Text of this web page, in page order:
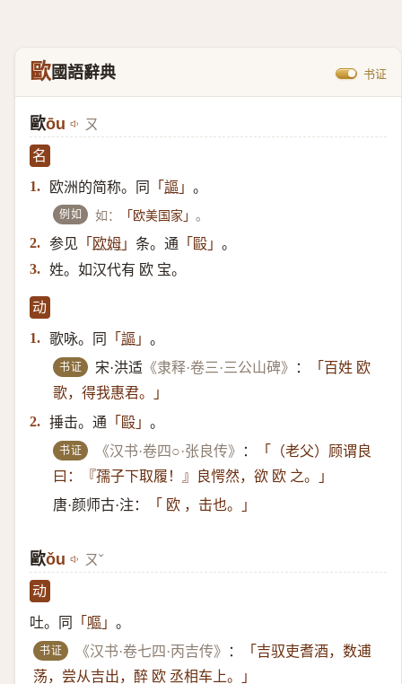
歐國語辭典 书证
歐ōu ㄡ
名
1.
欧洲的简称。同 「 謳 」 。
例如 如： 「欧美国家」。
2. 参见 「 欧姆 」 条。通 「毆」 。
3. 姓。如汉代有 欧 宝。
动
1. 歌咏。同 「 謳 」 。
书证 宋·洪适 《隶释·卷三·三公山碑》 ：
「百姓 欧
歌，得我惠君。」
2. 捶击。通 「毆」 。
书证 《汉书·卷四○·张良传》 ：
「（老父）​顾谓良
曰：『孺子下取履！』良愕然，欲 欧 之。」
唐·颜师古·注：
「 欧 ，击也。」
歐ǒu ㄡˇ
动
吐。同 「 嘔 」 。
书证 《汉书·卷七四·丙吉传》 ：
「吉驭吏耆酒，数逋
荡，尝从吉出，醉 欧 丞相车上。」